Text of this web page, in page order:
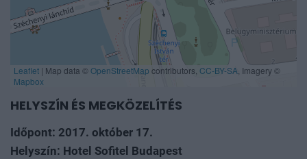
Leaflet | Map data ©OpenStreetMap contributors, CC-BY-SA, Imagery ©
Mapbox
HELYSZÍN ÉS MEGKÖZELÍTÉS
Időpont: 2017. október 17.
Helyszín: Hotel Sofitel Budapest